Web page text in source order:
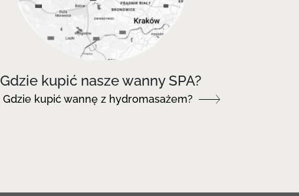
Gdzie kupić nasze wanny SPA?
Gdzie kupić wannę z hydromasażem?